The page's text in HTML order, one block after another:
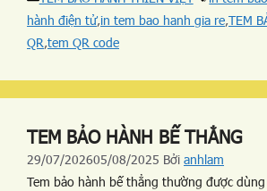
hành điện tử,in tem bao hanh gia re,TEM
QR,tem QR code
TEM BẢO HÀNH BẾ THẲNG
29/07/202605/08/2025 Bởi anhlam
Tem bảo hành bế thẳng thường được